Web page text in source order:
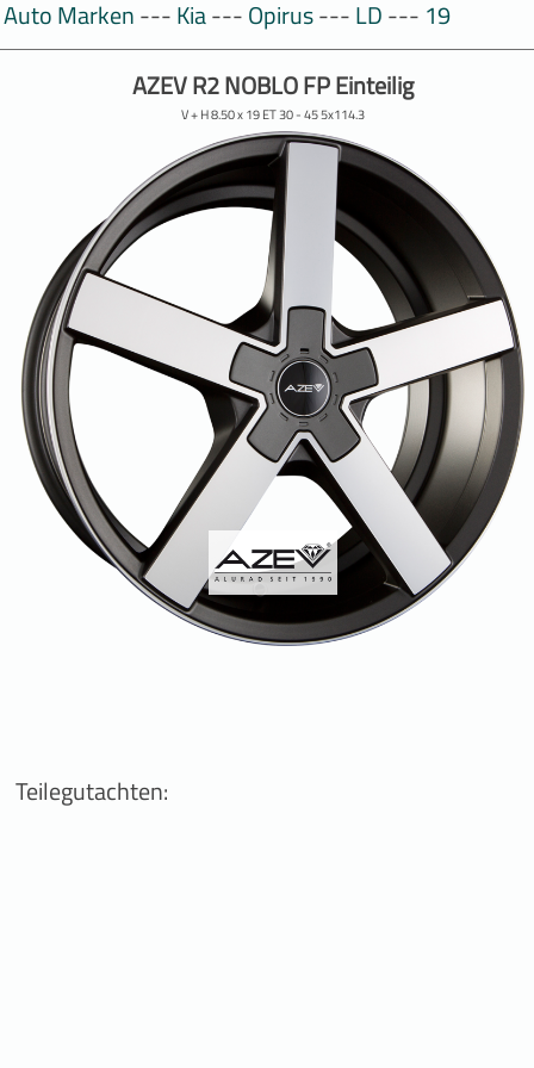
Auto Marken---Kia---Opirus---LD--- 19
AZEV R2 NOBLO FP Einteilig
V + H 8.50 x 19 ET 30 - 45 5x114.3
Teilegutachten: